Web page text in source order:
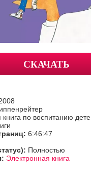
СКАЧАТЬ
по воспитанию
6:46:47
Полностью
Электронная книга